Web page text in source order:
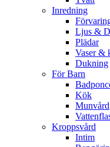
Inredning
Ljus &
Plädar
Vaser &
Dukning
För Barn
Kök
Munvård
Kroppsvård
Intim